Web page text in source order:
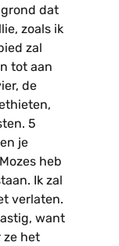
dat
zoals ik
zal
tot aan
de
5
je
heb
Ik zal
verlaten.
want
ze het